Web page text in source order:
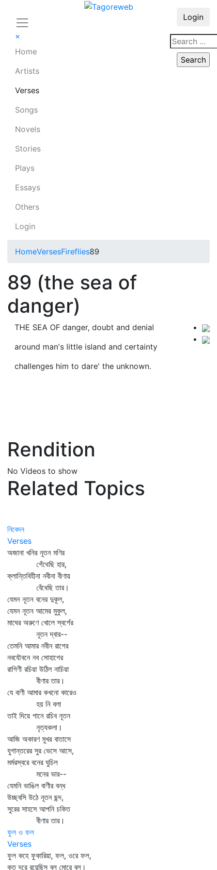
×
Home
Artists
Verses
Songs
Novels
Stories
Plays
Essays
Others
Login
Login
HomeVersesFireflies89
89 (the sea of
danger)
THE SEA OF danger, doubt and denial
around man's little island and certainty
challenges him to dare' the unknown.
Rendition
No Videos to show
Related Topics
নিবেদন
Verses
অজানা খনির নূতন মণির
গেঁথেছি হার,
ক্লান্তিবিহীনা নবীনা বীণায়
বেঁধেছি তার।
যেমন নূতন বনের দুকূল,
যেমন নূতন আমের মুকুল,
মাঘের অরুণে খোলে স্বর্গের
নূতন দ্বার--
তেমনি আমার নবীন রাগের
নবযৌবনে নব সোহাগের
রাগিণী রচিয়া উঠিল নাচিয়া
বীণার তার।
যে বাণী আমার কখনো কারেও
হয় নি বলা
তাই দিয়ে গানে রচিব নূতন
নৃত্যকলা।
আজি অকারণ মুখর বাতাসে
যুগান্তরের সুর ভেসে আসে,
মর্মরস্বরে বনের ঘুচিল
মনের ভার--
যেমনি ভাঙিল বাণীর বন্ধ
উচ্ছ্বসি উঠে নূতন ছন্দ,
সুরের সাহসে আপনি চকিত
বীণার তার।
ফুল ও ফল
Verses
ফুল কহে ফুকারিয়া, ফল, ওরে ফল,
কত দূরে রয়েছিস বল্‌ মোরে বল্‌।